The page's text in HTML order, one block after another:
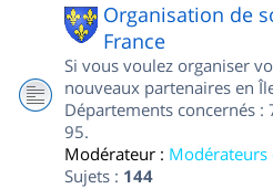
Organisation de
France
Si vous voulez organiser
nouveaux partenaires en
Départements concernés
95.
Modérateur : Modérateurs
Sujets : 144